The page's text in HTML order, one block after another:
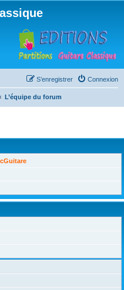
Connexion
S’enregistrer
L’équipe du forum